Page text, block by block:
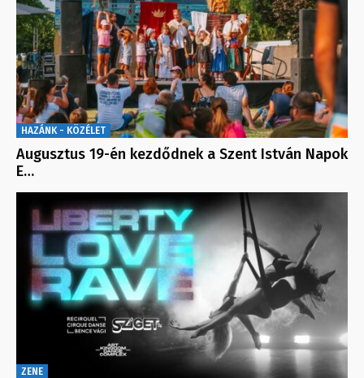
HAZÁNK - KÖZÉLET
Augusztus 19-én kezdődnek a Szent István Napok
E…
ZENE